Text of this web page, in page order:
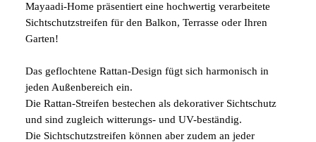
Mayaadi-Home präsentiert eine hochwertig verarbeitete
Sichtschutzstreifen für den Balkon, Terrasse oder Ihren
Garten!
Das geflochtene Rattan-Design fügt sich harmonisch in
jeden Außenbereich ein.
Die Rattan-Streifen bestechen als dekorativer Sichtschutz
und sind zugleich witterungs- und UV-beständig.
Die Sichtschutzstreifen können aber zudem an jeder